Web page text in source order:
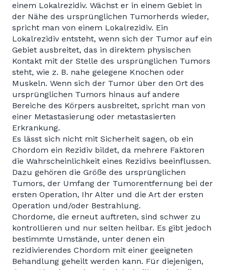
einem Lokalrezidiv. Wächst er in einem Gebiet in
der Nähe des ursprünglichen Tumorherds wieder,
spricht man von einem Lokalrezidiv. Ein
Lokalrezidiv entsteht, wenn sich der Tumor auf ein
Gebiet ausbreitet, das in direktem physischen
Kontakt mit der Stelle des ursprünglichen Tumors
steht, wie z. B. nahe gelegene Knochen oder
Muskeln. Wenn sich der Tumor über den Ort des
ursprünglichen Tumors hinaus auf andere
Bereiche des Körpers ausbreitet, spricht man von
einer Metastasierung oder metastasierten
Erkrankung.
Es lässt sich nicht mit Sicherheit sagen, ob ein
Chordom ein Rezidiv bildet, da mehrere Faktoren
die Wahrscheinlichkeit eines Rezidivs beeinflussen.
Dazu gehören die Größe des ursprünglichen
Tumors, der Umfang der Tumorentfernung bei der
ersten Operation, Ihr Alter und die Art der ersten
Operation und/oder Bestrahlung.
Chordome, die erneut auftreten, sind schwer zu
kontrollieren und nur selten heilbar. Es gibt jedoch
bestimmte Umstände, unter denen ein
rezidivierendes Chordom mit einer geeigneten
Behandlung geheilt werden kann. Für diejenigen,